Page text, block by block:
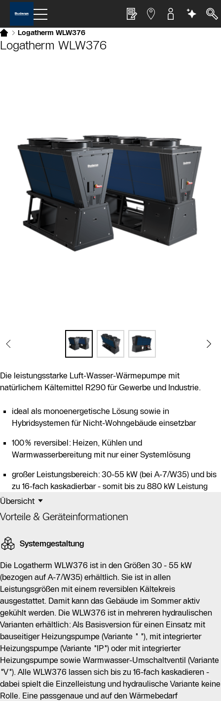
Logatherm WLW376
Logatherm WLW376
Die leistungsstarke Luft-Wasser-Wärmepumpe mit
natürlichem Kältemittel R290 für Gewerbe und Industrie.
ideal als monoenergetische Lösung sowie in
Hybridsystemen für Nicht-Wohngebäude einsetzbar
100% reversibel: Heizen, Kühlen und
Warmwasserbereitung mit nur einer Systemlösung
großer Leistungsbereich: 30-55 kW (bei A-7/W35) und bis
zu 16-fach kaskadierbar - somit bis zu 880 kW Leistung
Übersicht
Vorteile & Geräteinformationen
Systemgestaltung
Die Logatherm WLW376 ist in den Größen 30 - 55 kW
(bezogen auf A-7/W35) erhältlich. Sie ist in allen
Leistungsgrößen mit einem reversiblen Kältekreis
ausgestattet. Damit kann das Gebäude im Sommer aktiv
gekühlt werden. Die WLW376 ist in mehreren hydraulischen
Varianten erhältlich: Als Basisversion für einen Einsatz mit
bauseitiger Heizungspumpe (Variante " "), mit integrierter
Heizungspumpe (Variante "IP") oder mit integrierter
Heizungspumpe sowie Warmwasser-Umschaltventil (Variante
"V"). Alle WLW376 lassen sich bis zu 16-fach kaskadieren -
dabei spielt die Einzelleistung und hydraulische Variante keine
Rolle. Eine passgenaue und auf den Wärmebedarf